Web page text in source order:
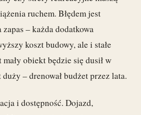
ruchem. Błędem jest
– każda dodatkowa
koszt budowy, ale i stałe
obiekt będzie się dusił w
– drenował budżet przez lata.
i dostępność. Dojazd,